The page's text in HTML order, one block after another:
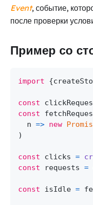
Event, событие,
после проверки
Пример со
import {
const
const
n => new
)
const clicks =
const requests =
const isIdle =